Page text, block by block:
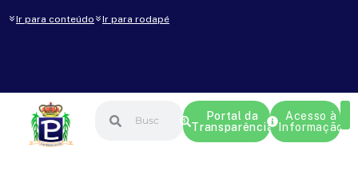
Ir para conteúdo Ir para rodapé
Portal da
Transparência
Acesso à
Informação